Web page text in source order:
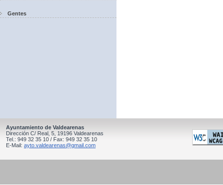
Gentes
Ayuntamiento de Valdearenas
Dirección C/ Real, 5, 19196 Valdearenas
Tel.: 949 32 35 10 / Fax: 949 32 35 10
E-Mail: ayto.valdearenas@gmail.com